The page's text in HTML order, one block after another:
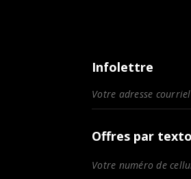
Infolettre
Offres par